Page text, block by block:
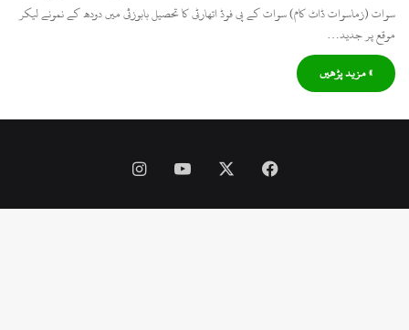
سوات (زماسوات ڈاٹ کام) سوات کے پی فوڈ اتھارٹی کا تحصیل بابوزئی میں دودھ کے نمونے لیکر
موقع پر جدید…
» مزید پڑھیں
Facebook
YouTube